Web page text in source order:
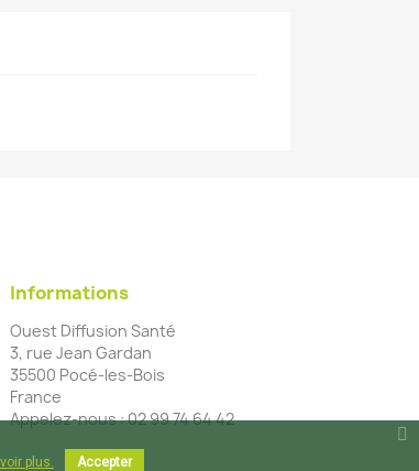
Informations
Ouest Diffusion Santé
3, rue Jean Gardan
35500 Pocé-les-Bois
France
Appelez-nous :02 99 74 64 42
plus. Accepter